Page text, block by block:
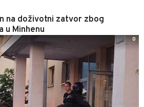
na doživotni zatvor zbog
u Minhenu
0